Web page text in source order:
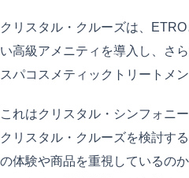
クリスタル・クルーズは、
い高級アメニティを導入し、さ
スパコスメティックトリートメ
これはクリスタル・シンフォニ
クリスタル・クルーズを検討す
の体験や商品を重視しているの